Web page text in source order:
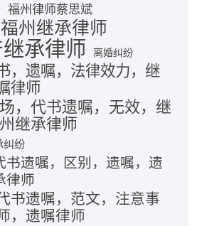
福州律师蔡思斌
福州继承律师
承律师 离婚纠纷
，遗嘱，法律效力，继
律师
，代书遗嘱，无效，继
继承律师
纠纷
书遗嘱，区别，遗嘱，遗
律师
书遗嘱，范文，注意事
，遗嘱律师